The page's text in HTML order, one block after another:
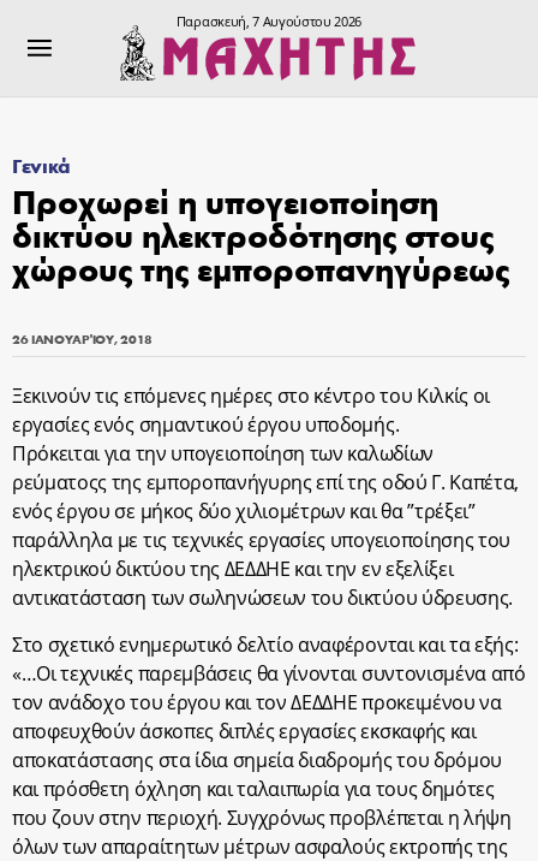
Παρασκευή, 7 Αυγούστου 2026
Γενικά
Προχωρεί η υπογειοποίηση
δικτύου ηλεκτροδότησης στους
χώρους της εμποροπανηγύρεως
26 ΙΑΝΟΥΑΡΊΟΥ, 2018
Ξεκινούν τις επόμενες ημέρες στο κέντρο του Κιλκίς οι
εργασίες ενός σημαντικού έργου υποδομής.
Πρόκειται για την υπογειοποίηση των καλωδίων
ρεύματοςς της εμποροπανήγυρης επί της οδού Γ. Καπέτα,
ενός έργου σε μήκος δύο χιλιομέτρων και θα ”τρέξει”
παράλληλα με τις τεχνικές εργασίες υπογειοποίησης του
ηλεκτρικού δικτύου της ΔΕΔΔΗΕ και την εν εξελίξει
αντικατάσταση των σωληνώσεων του δικτύου ύδρευσης.
Στο σχετικό ενημερωτικό δελτίο αναφέρονται και τα εξής:
«…Οι τεχνικές παρεμβάσεις θα γίνονται συντονισμένα από
τον ανάδοχο του έργου και τον ΔΕΔΔΗΕ προκειμένου να
αποφευχθούν άσκοπες διπλές εργασίες εκσκαφής και
αποκατάστασης στα ίδια σημεία διαδρομής του δρόμου
και πρόσθετη όχληση και ταλαιπωρία για τους δημότες
που ζουν στην περιοχή. Συγχρόνως προβλέπεται η λήψη
όλων των απαραίτητων μέτρων ασφαλούς εκτροπής της